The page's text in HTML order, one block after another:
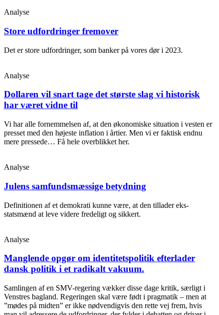
Analyse
Store udfordringer fremover
Det er store udfordringer, som banker på vores dør i 2023.
Analyse
Dollaren vil snart tage det største slag vi historisk
har været vidne til
Vi har alle fornemmelsen af, at den økonomiske situation i vesten er
presset med den højeste inflation i årtier. Men vi er faktisk endnu
mere pressede… Få hele overblikket her.
Analyse
Julens samfundsmæssige betydning
Definitionen af et demokrati kunne være, at den tillader eks-
statsmænd at leve videre fredeligt og sikkert.
Analyse
Manglende opgør om identitetspolitik efterlader
dansk politik i et radikalt vakuum.
Samlingen af en SMV-regering vækker disse dage kritik, særligt i
Venstres bagland. Regeringen skal være født i pragmatik – men at
”mødes på midten” er ikke nødvendigvis den rette vej frem, hvis